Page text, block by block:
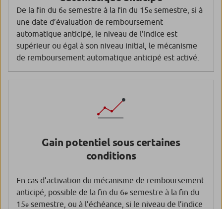
De la fin du 6e semestre à la fin du 15e semestre, si à
une date d’évaluation de remboursement
automatique anticipé, le niveau de l’Indice est
supérieur ou égal à son niveau initial, le mécanisme
de remboursement automatique anticipé est activé.
Gain potentiel sous certaines
conditions
En cas d’activation du mécanisme de remboursement
anticipé, possible de la fin du 6e semestre à la fin du
15e semestre, ou à l’échéance, si le niveau de l’indice